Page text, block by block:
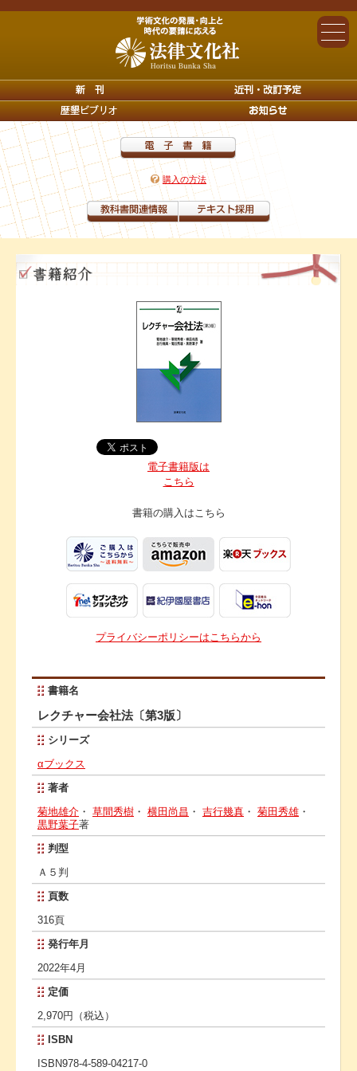
購入の方法
電子書籍版は
こちら
書籍の購入はこちら
プライバシーポリシーはこちらから
書籍名
レクチャー会社法〔第3版〕
シリーズ
αブックス
著者
菊地雄介 ・ 草間秀樹 ・ 横田尚昌 ・ 吉行幾真 ・ 菊田秀雄 ・
黒野葉子著
判型
Ａ５判
頁数
316頁
発行年月
2022年4月
定価
2,970円（税込）
ISBN
ISBN978-4-589-04217-0